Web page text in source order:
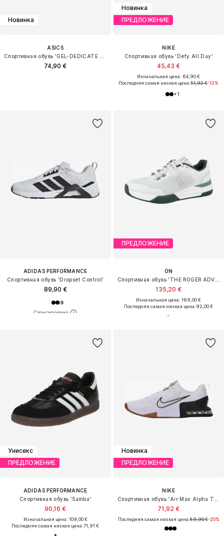
Новинка
ASICS
74,90 €
Новинка
ПРЕДЛОЖЕНИЕ
NIKE
Спортивная обувь 'Defy All Day'
45,43 €
Изначальная цена: 64,90 €
Последняя самая низкая цена:51,92 €-12%
+1
ADIDAS PERFORMANCE
Спортивная обувь 'Dropset Control'
89,90 €
ПРЕДЛОЖЕНИЕ
ON
135,20 €
Изначальная цена: 169,00 €
Последняя самая низкая цена:92,00 €
Унисекс
ПРЕДЛОЖЕНИЕ
ADIDAS PERFORMANCE
Спортивная обувь 'Samba'
90,16 €
Изначальная цена: 109,00 €
Последняя самая низкая цена:71,91 €
Новинка
ПРЕДЛОЖЕНИЕ
NIKE
71,92 €
Последняя самая низкая цена:89,90 €-20%